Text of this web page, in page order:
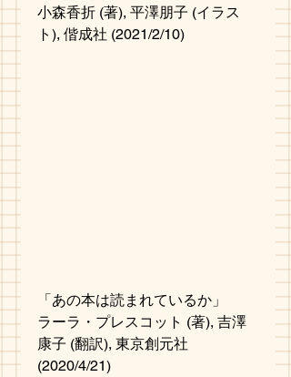
小森香折 (著), 平澤朋子 (イラス
ト), 偕成社 (2021/2/10)
「あの本は読まれているか」
ラーラ・プレスコット (著), 吉澤
康子 (翻訳), 東京創元社
(2020/4/21)